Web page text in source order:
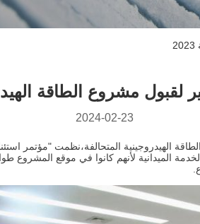
لقبول مشروع الطاقة
2024-02-23
الميدانية لأنهم كانوا في موقع المشروع